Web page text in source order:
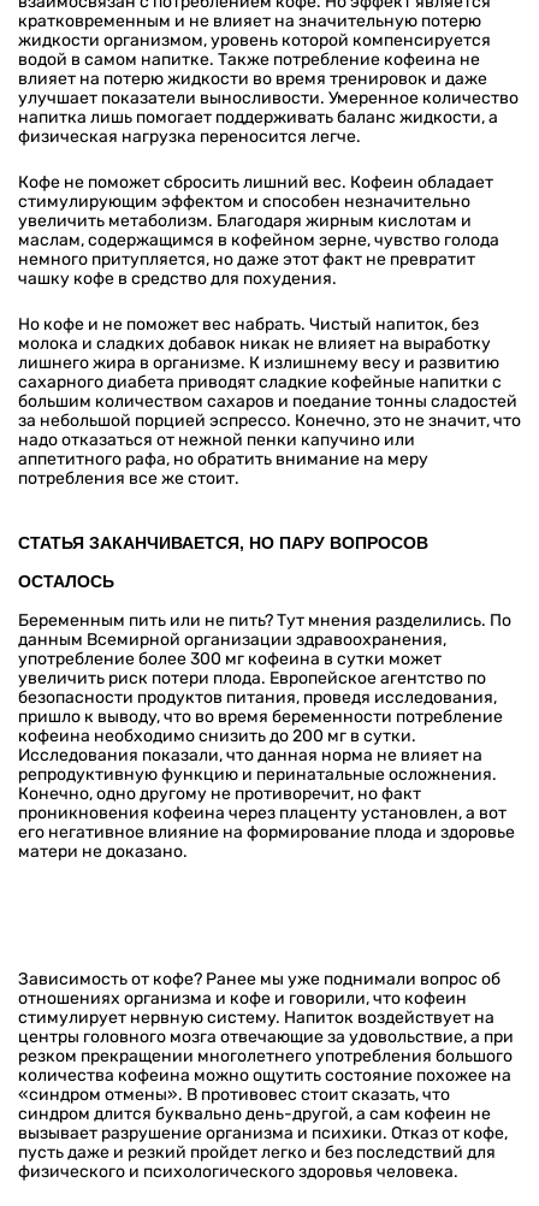
кратковременным и не влияет на значительную потерю
жидкости организмом, уровень которой компенсируется
водой в самом напитке. Также потребление кофеина не
влияет на потерю жидкости во время тренировок и даже
улучшает показатели выносливости. Умеренное количество
напитка лишь помогает поддерживать баланс жидкости, а
физическая нагрузка переносится легче.
Кофе не поможет сбросить лишний вес. Кофеин обладает
стимулирующим эффектом и способен незначительно
увеличить метаболизм. Благодаря жирным кислотам и
маслам, содержащимся в кофейном зерне, чувство голода
немного притупляется, но даже этот факт не превратит
чашку кофе в средство для похудения.
Но кофе и не поможет вес набрать. Чистый напиток, без
молока и сладких добавок никак не влияет на выработку
лишнего жира в организме. К излишнему весу и развитию
сахарного диабета приводят сладкие кофейные напитки с
большим количеством сахаров и поедание тонны сладостей
за небольшой порцией эспрессо. Конечно, это не значит, что
надо отказаться от нежной пенки капучино или
аппетитного рафа, но обратить внимание на меру
потребления все же стоит.
СТАТЬЯ ЗАКАНЧИВАЕТСЯ, НО ПАРУ ВОПРОСОВ
ОСТАЛОСЬ
Беременным пить или не пить? Тут мнения разделились. По
данным Всемирной организации здравоохранения,
употребление более 300 мг кофеина в сутки может
увеличить риск потери плода. Европейское агентство по
безопасности продуктов питания, проведя исследования,
пришло к выводу, что во время беременности потребление
кофеина необходимо снизить до 200 мг в сутки.
Исследования показали, что данная норма не влияет на
репродуктивную функцию и перинатальные осложнения.
Конечно, одно другому не противоречит, но факт
проникновения кофеина через плаценту установлен, а вот
его негативное влияние на формирование плода и здоровье
матери не доказано.
Зависимость от кофе? Ранее мы уже поднимали вопрос об
отношениях организма и кофе и говорили, что кофеин
стимулирует нервную систему. Напиток воздействует на
центры головного мозга отвечающие за удовольствие, а при
резком прекращении многолетнего употребления большого
количества кофеина можно ощутить состояние похожее на
«синдром отмены». В противовес стоит сказать, что
синдром длится буквально день-другой, а сам кофеин не
вызывает разрушение организма и психики. Отказ от кофе,
пусть даже и резкий пройдет легко и без последствий для
физического и психологического здоровья человека.